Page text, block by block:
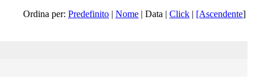
Ordina per: Predefinito | Nome | Data | Click | [Ascendente]